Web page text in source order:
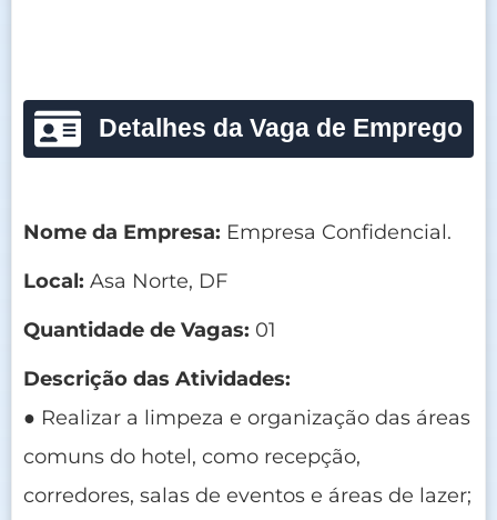
Detalhes da Vaga de Emprego
Nome da Empresa: Empresa Confidencial.
Local: Asa Norte, DF
Quantidade de Vagas: 01
Descrição das Atividades:
● Realizar a limpeza e organização das áreas
comuns do hotel, como recepção,
corredores, salas de eventos e áreas de lazer;